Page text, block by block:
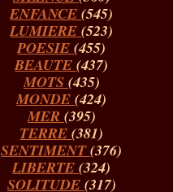
ENFANCE(545)
LUMIERE(523)
POESIE(455)
BEAUTE(437)
MOTS (435)
MONDE(424)
MER (395)
TERRE(381)
SENTIMENT(376)
LIBERTE(324)
SOLITUDE (317)